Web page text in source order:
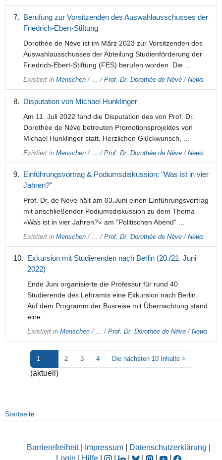
Berufung zur Vorsitzenden des Auswahlausschusses der
Friedrich-Ebert-Stiftung
Dorothée de Nève ist im März 2023 zur Vorsitzenden des
Auswahlausschusses der Abteilung Studienförderung der
Friedrich-Ebert-Stiftung (FES) berufen worden. Die ...
Existiert in Menschen / …/ Prof. Dr. Dorothée de Nève / News
Disputation von Michael Hunklinger
Am 11. Juli 2022 fand die Disputation des von Prof. Dr.
Dorothée de Nève betreuten Promotionsprojektes von
Michael Hunklinger statt. Herzlichen Glückwunsch, ...
Existiert in Menschen / … / Prof. Dr. Dorothée de Nève / News
Einführungsvortrag & Podiumsdiskussion: "Was ist in vier
Jahren?"
Prof. Dr. de Nève hält am 03.Juni einen Einführungsvortrag
mit anschließender Podiumsdiskussion zu dem Thema
»Was ist in vier Jahren?« am "Politischen Abend" ...
Existiert in Menschen / … / Prof. Dr. Dorothée de Nève / News
Exkursion mit Studierenden nach Berlin (20./21. Juni
2022)
Ende Juni organisierte die Professur für rund 40
Studierende des Lehramts eine Exkursion nach Berlin.
Auf dem Programm der Busreise mit Übernachtung stand
eine ...
Existiert in Menschen / …/ Prof. Dr. Dorothée de Nève / News
1
(aktuell)
2 3 4 Die nächsten 10 Inhalte >
Startseite
Barrierefreiheit| Impressum Datenschutzerklärung
Login
Hilfe